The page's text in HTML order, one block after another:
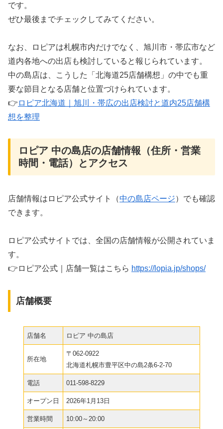
です。
ぜひ最後までチェックしてみてください。
なお、ロピアは札幌市内だけでなく、旭川市・帯広市など
道内各地への出店も検討していると報じられています。
中の島店は、こうした「北海道25店舗構想」の中でも重
要な節目となる店舗と位置づけられています。
👉 ロピア北海道｜旭川・帯広の出店検討と道内25店舗構
想を整理
ロピア 中の島店の店舗情報（住所・営業
時間・電話）とアクセス
店舗情報はロピア公式サイト（中の島店ページ）でも確認
できます。
ロピア公式サイトでは、全国の店舗情報が公開されていま
す。
👉ロピア公式｜店舗一覧はこちら https://lopia.jp/shops/
店舗概要
店舗名 ロピア 中の島店
所在地
〒062-0922
北海道札幌市豊平区中の島2条6-2-70
電話 011-598-8229
オープン日 2026年1月13日
営業時間 10:00～20:00